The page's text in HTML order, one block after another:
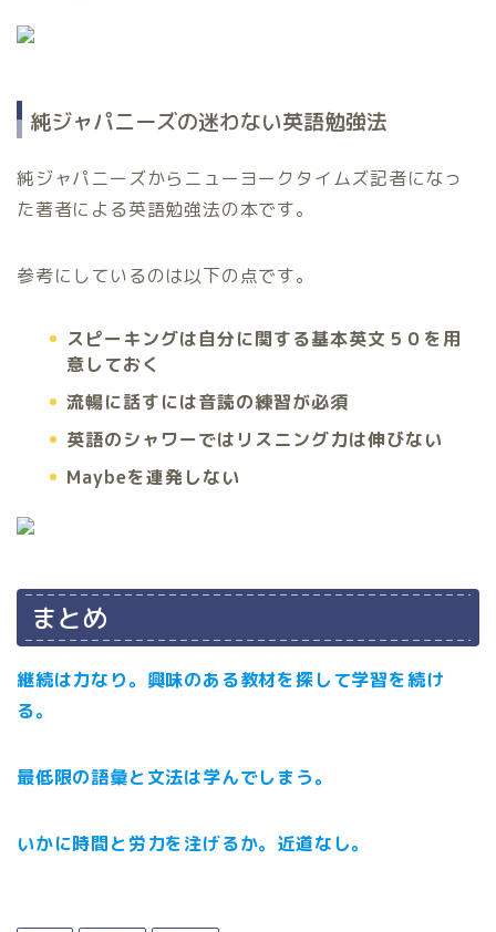
純ジャパニーズの迷わない英語勉強法
純ジャパニーズからニューヨークタイムズ記者になっ
た著者による英語勉強法の本です。
参考にしているのは以下の点です。
スピーキングは自分に関する基本英文５０を用
意しておく
流暢に話すには音読の練習が必須
英語のシャワーではリスニング力は伸びない
Maybeを連発しない
まとめ
継続は力なり。興味のある教材を探して学習を続け
る。
最低限の語彙と文法は学んでしまう。
いかに時間と労力を注げるか。近道なし。